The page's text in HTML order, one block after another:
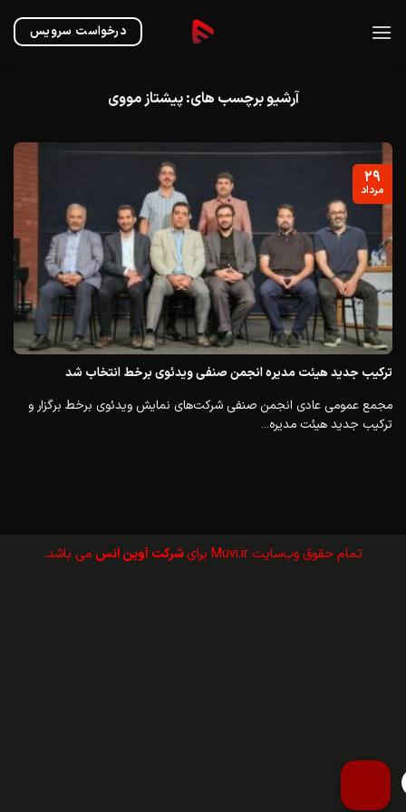
درخواست سرویس
آرشیو برچسب های:پیشتاز مووی
ترکیب جدید هیئت مدیره انجمن صنفی ویدئوی برخط انتخاب شد
مجمع عمومی عادی انجمن صنفی شرکت‌های نمایش ویدئوی برخط برگزار و
ترکیب جدید هیئت مدیره...
۲۹
مرداد
تمام حقوق وب‌سايت Muvi.ir برای شرکت آوین انس می باشد.